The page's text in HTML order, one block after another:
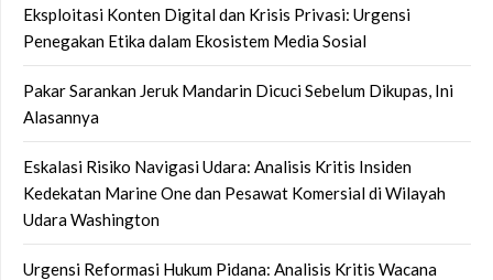
Eksploitasi Konten Digital dan Krisis Privasi: Urgensi
Penegakan Etika dalam Ekosistem Media Sosial
Pakar Sarankan Jeruk Mandarin Dicuci Sebelum Dikupas, Ini
Alasannya
Eskalasi Risiko Navigasi Udara: Analisis Kritis Insiden
Kedekatan Marine One dan Pesawat Komersial di Wilayah
Udara Washington
Urgensi Reformasi Hukum Pidana: Analisis Kritis Wacana